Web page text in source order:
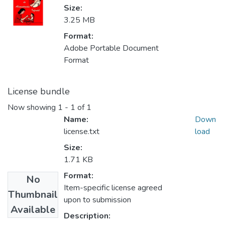
Size:
3.25 MB
Format:
Adobe Portable Document
Format
License bundle
Now showing 1 - 1 of 1
No
Thumbnail
Available
Name:
license.txt
Size:
1.71 KB
Format:
Item-specific license agreed
upon to submission
Description:
Down
load